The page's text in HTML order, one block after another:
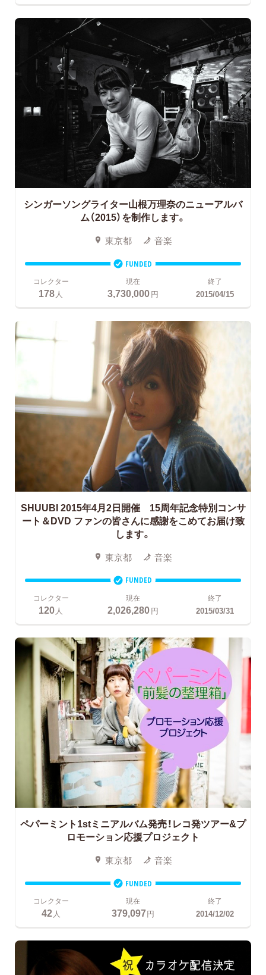
シンガーソングライター山根万理奈のニューアルバ
ム（2015）を制作します。
東京都 音楽
FUNDED
コレクター
178人
現在
3,730,000円
終了
2015/04/15
SHUUBI 2015年4月2日開催 15周年記念特別コンサ
ート＆DVD ファンの皆さんに感謝をこめてお届け致
します。
東京都 音楽
FUNDED
コレクター
120人
現在
2,026,280円
終了
2015/03/31
ペパーミント1stミニアルバム発売！レコ発ツアー&プ
ロモーション応援プロジェクト
東京都 音楽
FUNDED
コレクター
42人
現在
379,097円
終了
2014/12/02